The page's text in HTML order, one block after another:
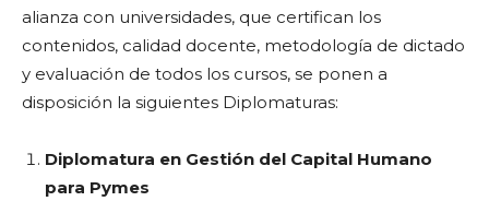
alianza con universidades, que certifican los
contenidos, calidad docente, metodología de dictado
y evaluación de todos los cursos, se ponen a
disposición la siguientes Diplomaturas:
Diplomatura en Gestión del Capital Humano
para Pymes